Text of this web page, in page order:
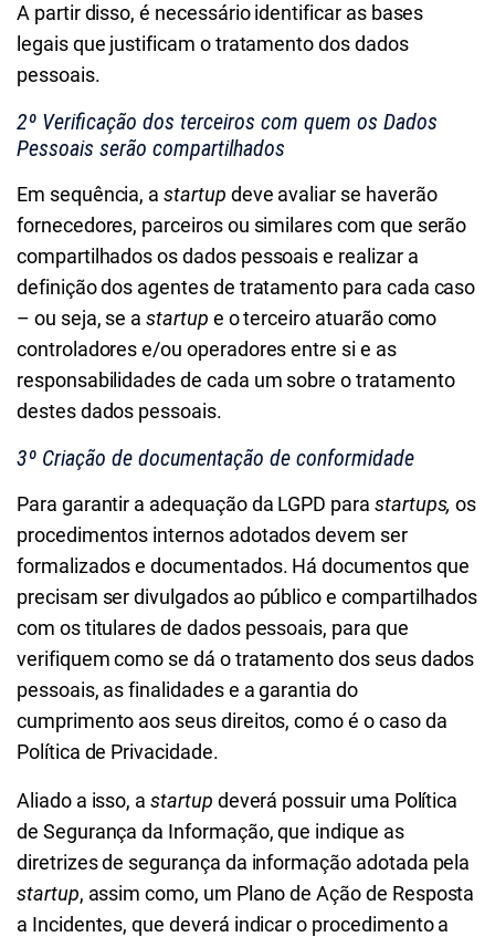
A partir disso, é necessário identificar as bases
legais que justificam o tratamento dos dados
pessoais.
2º Verificação dos terceiros com quem os Dados
Pessoais serão compartilhados
Em sequência, astartup deve avaliar se haverão
fornecedores, parceiros ou similares com que serão
compartilhados os dados pessoais e realizar a
definição dos agentes de tratamento para cada caso
– ou seja, se astartup e o terceiro atuarão como
controladores e/ou operadores entre si e as
responsabilidades de cada um sobre o tratamento
destes dados pessoais.
3º Criação de documentação de conformidade
Para garantir a adequação da LGPD para startups,os
procedimentos internos adotados devem ser
formalizados e documentados. Há documentos que
precisam ser divulgados ao público e compartilhados
com os titulares de dados pessoais, para que
verifiquem como se dá o tratamento dos seus dados
pessoais, as finalidades e a garantia do
cumprimento aos seus direitos, como é o caso da
Política de Privacidade.
Aliado a isso, astartup deverá possuir uma Política
de Segurança da Informação, que indique as
diretrizes de segurança da informação adotada pela
startup, assim como, um Plano de Ação de Resposta
a Incidentes, que deverá indicar o procedimento a